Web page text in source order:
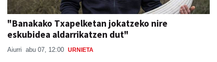
"Banakako Txapelketan jokatzeko nire
eskubidea aldarrikatzen dut"
Aiurri abu 07, 12:00 URNIETA